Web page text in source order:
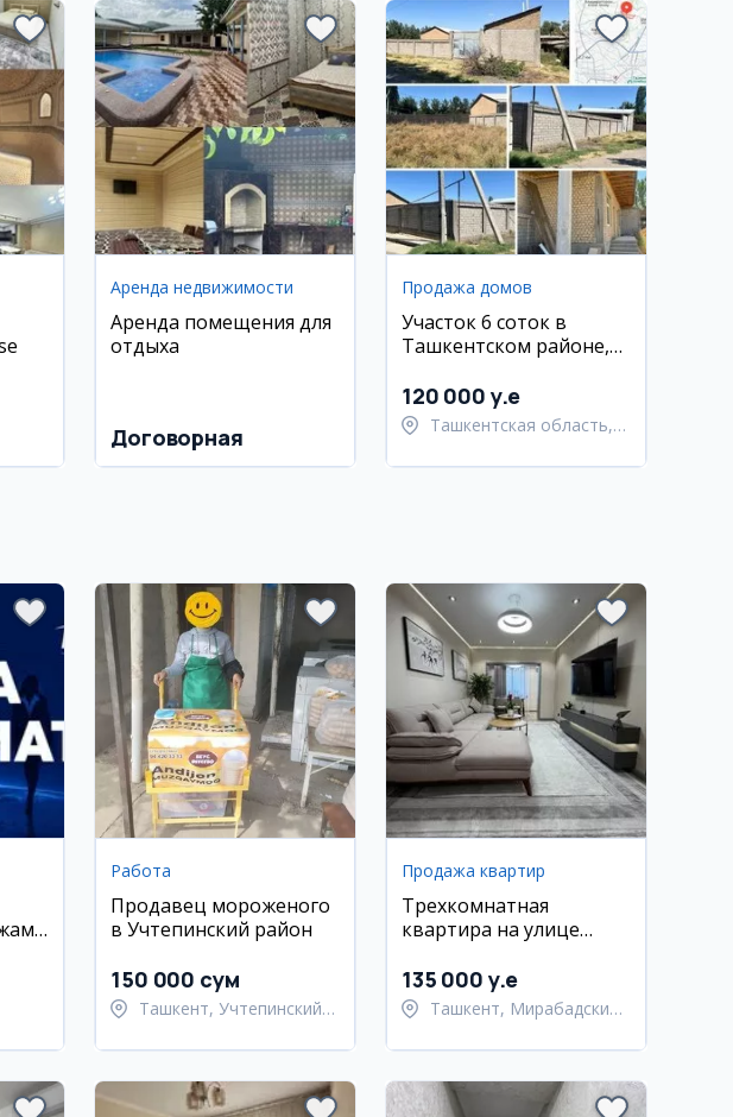
Аренда недвижимости
Аренда помещения для
отдыха
Договорная
Продажа домов
Участок 6 соток в
Ташкентском районе,
120 000 y.e
Ташкентская область,
Работа
Продавец мороженого
в Учтепинский район
150 000 сум
Ташкент, Учтепинский
Продажа квартир
Трехкомнатная
квартира на улице
135 000 y.e
Ташкент, Мирабадский